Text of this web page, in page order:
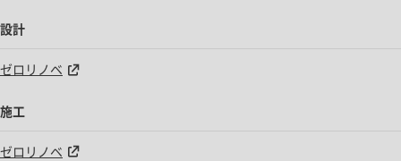
設計
ゼロリノベ
施工
ゼロリノベ